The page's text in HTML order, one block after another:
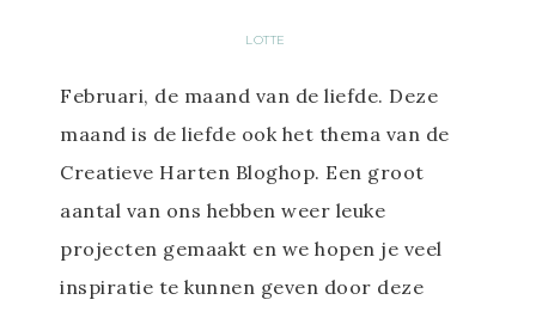
LOTTE
Februari, de maand van de liefde. Deze
maand is de liefde ook het thema van de
Creatieve Harten Bloghop. Een groot
aantal van ons hebben weer leuke
projecten gemaakt en we hopen je veel
inspiratie te kunnen geven door deze